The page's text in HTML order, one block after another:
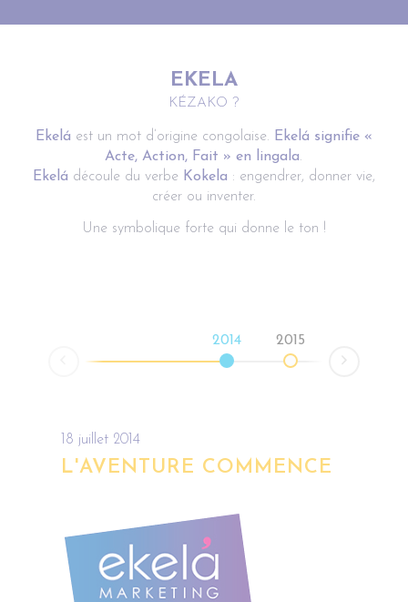
EKELA
KÉZAKO ?
Ekelá est un mot d’origine congolaise. Ekelá signifie «
Acte, Action, Fait » en lingala.
Ekelá découle du verbe Kokela : engendrer, donner vie,
créer ou inventer.
Une symbolique forte qui donne le ton !
2014 2015
Prev
18 juillet 2014
L'AVENTURE COMMENCE